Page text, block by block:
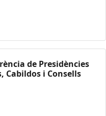
de Presidències
Cabildos i Consells